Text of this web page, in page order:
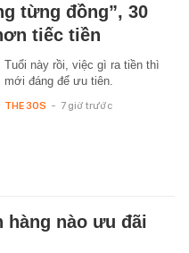
từng đồng”, 30
tiếc tiền
Tuổi này rồi, việc gì ra tiền thì
mới đáng để ưu tiên.
THE 30S - 7 giờ trước
hàng nào ưu đãi